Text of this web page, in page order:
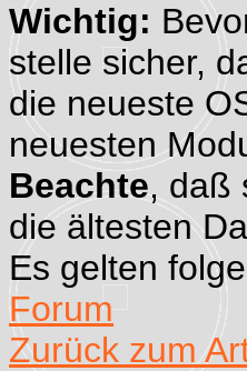
Wichtig:
stelle sicher,
die neueste
neuesten
Beachte, daß
die ältesten
Es gelten
Forum
Zurück zum